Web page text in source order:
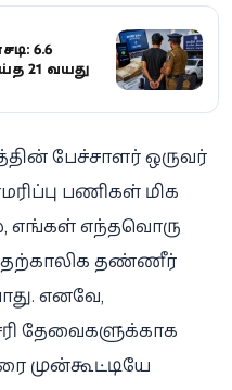
6.6
21 வயது
பேச்சாளர் ஒருவர்
பணிகள் மிக
எங்கள் எந்தவொரு
தற்காலிக தண்ணீர்
எனவே,
தேவைகளுக்காக
முன்கூட்டியே